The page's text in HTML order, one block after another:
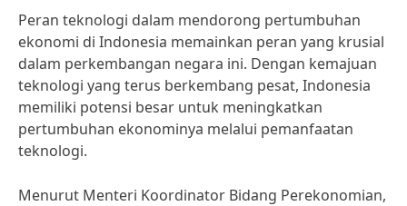
Peran teknologi dalam mendorong pertumbuhan
ekonomi di Indonesia memainkan peran yang krusial
dalam perkembangan negara ini. Dengan kemajuan
teknologi yang terus berkembang pesat, Indonesia
memiliki potensi besar untuk meningkatkan
pertumbuhan ekonominya melalui pemanfaatan
teknologi.
Menurut Menteri Koordinator Bidang Perekonomian,